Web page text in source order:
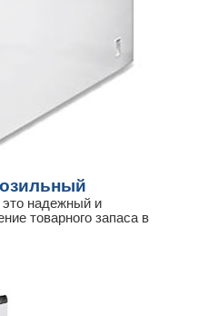
надежный и
товарного запаса в